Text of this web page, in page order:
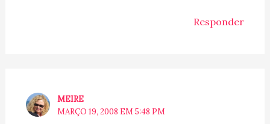
Responder
MEIRE
MARÇO 19, 2008 EM 5:48 PM